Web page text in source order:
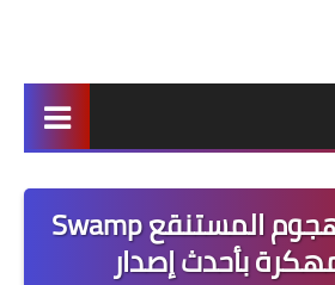
برامج وتطبيقات تحميل لعبة هجوم المستنقع Swamp